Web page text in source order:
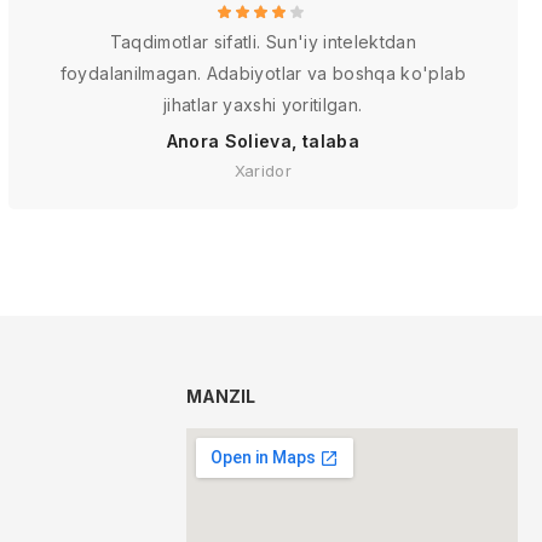
Taqdimotlar sifatli. Sun'iy intelektdan
foydalanilmagan. Adabiyotlar va boshqa ko'plab
jihatlar yaxshi yoritilgan.
Anora Solieva, talaba
Xaridor
MANZIL